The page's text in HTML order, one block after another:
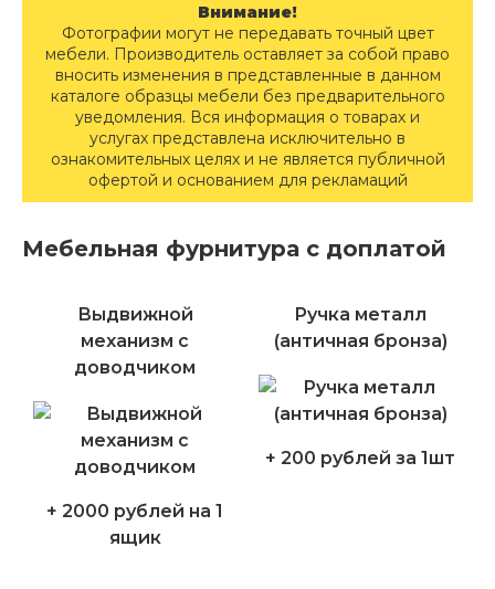
Внимание!
Фотографии могут не передавать точный цвет
мебели. Производитель оставляет за собой право
вносить изменения в представленные в данном
каталоге образцы мебели без предварительного
уведомления. Вся информация о товарах и
услугах представлена исключительно в
ознакомительных целях и не является публичной
офертой и основанием для рекламаций
Мебельная фурнитура с доплатой
Выдвижной
механизм с
доводчиком
+ 2000 рублей на 1
ящик
Ручка металл
(античная бронза)
+ 200 рублей за 1шт